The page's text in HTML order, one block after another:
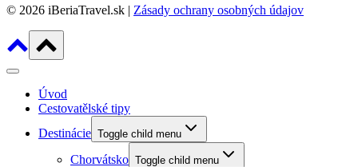
© 2026 iBeriaTravel.sk | Zásady ochrany osobných údajov
Úvod
Cestovatělské tipy
Destinácie Toggle child menu
Chorvátsko Toggle child menu